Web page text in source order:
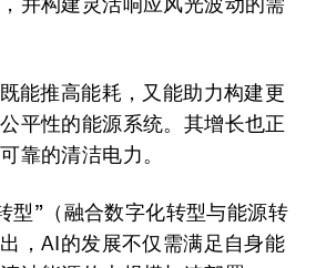
能推高能耗，又能助力构建更
平性的能源系统。其增长也正
靠的清洁电力。
型”（融合数字化转型与能源转
，AI的发展不仅需满足自身能